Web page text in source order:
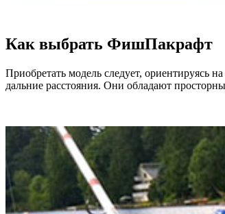
Как выбрать ФишПакрафт
Приобретать модель следует, ориентируясь
дальние расстояния. Они обладают